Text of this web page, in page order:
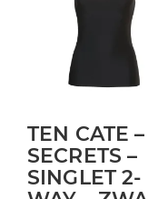
TEN CATE –
SECRETS –
SINGLET 2-
meerdere
variaties.
kan
gekozen
worden